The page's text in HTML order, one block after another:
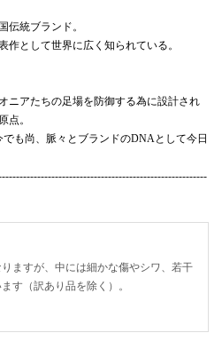
伝統ブランド。
作として世界に広く知られている。
ニアたちの足場を防御する為に設計され
点。
も尚、脈々とブランドのDNAとして今日
ますが、中には細かな傷やシワ、若干
す（訳あり品を除く）。